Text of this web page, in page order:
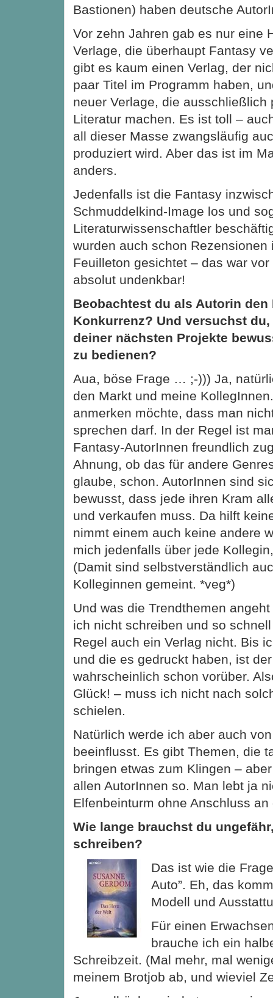
Bastionen) haben deutsche
Vor zehn Jahren gab es nur eine
Verlage, die überhaupt Fantasy
gibt es kaum einen Verlag, der
paar Titel im Programm haben,
neuer Verlage, die ausschließlich
Literatur machen. Es ist toll –
all dieser Masse zwangsläufig
produziert wird. Aber das ist im
anders.
Jedenfalls ist die Fantasy
Schmuddelkind-Image los und
Literaturwissenschaftler
wurden auch schon Rezensionen
Feuilleton gesichtet – das war
absolut undenkbar!
Beobachtest du als Autorin den
Konkurrenz? Und versuchst
deiner nächsten Projekte
zu bedienen?
Aua, böse Frage … ;-))) Ja,
den Markt und meine
anmerken möchte, dass man
sprechen darf. In der Regel ist
Fantasy-AutorInnen freundlich
Ahnung, ob das für andere
glaube, schon. AutorInnen sind
bewusst, dass jede ihren Kram
und verkaufen muss. Da hilft
nimmt einem auch keine andere
mich jedenfalls über jede
(Damit sind selbstverständlich
Kolleginnen gemeint. *veg*)
Und was die Trendthemen
ich nicht schreiben und so
Regel auch ein Verlag nicht. Bis
und die es gedruckt haben, ist
wahrscheinlich schon vorüber.
Glück! – muss ich nicht nach
schielen.
Natürlich werde ich aber auch
beeinflusst. Es gibt Themen, die
bringen etwas zum Klingen –
allen AutorInnen so. Man lebt ja
Elfenbeinturm ohne Anschluss an
Wie lange brauchst du
schreiben?
Das ist wie die
Auto”. Eh, das
Modell und
Für einen
brauche ich ein
Schreibzeit. (Mal mehr, mal
meinem Brotjob ab, und wieviel